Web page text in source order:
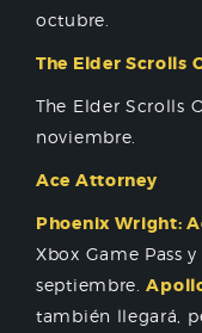
octubre.
The Elder Scrolls
The Elder Scrolls
noviembre.
Ace Attorney
Phoenix Wright:
Xbox Game Pass
septiembre.
también llegará,